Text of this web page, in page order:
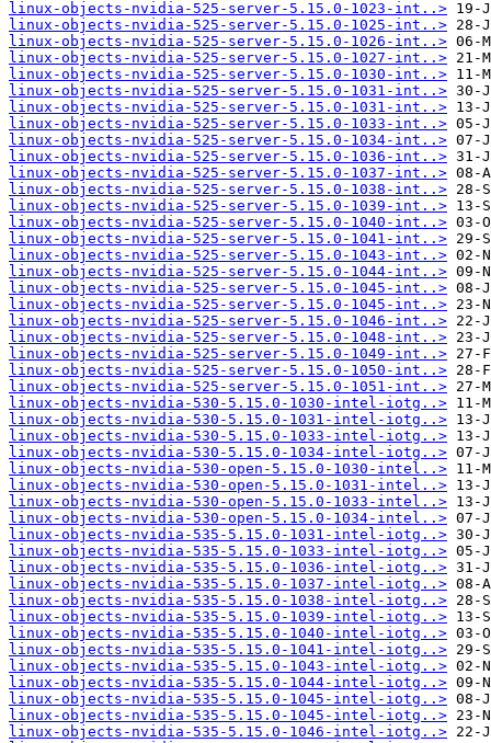
linux-objects-nvidia-525-server-5.15.0-1023-int..>
linux-objects-nvidia-525-server-5.15.0-1025-int..>
linux-objects-nvidia-525-server-5.15.0-1026-int..>
linux-objects-nvidia-525-server-5.15.0-1027-int..>
linux-objects-nvidia-525-server-5.15.0-1030-int..>
linux-objects-nvidia-525-server-5.15.0-1031-int..>
linux-objects-nvidia-525-server-5.15.0-1031-int..>
linux-objects-nvidia-525-server-5.15.0-1033-int..>
linux-objects-nvidia-525-server-5.15.0-1034-int..>
linux-objects-nvidia-525-server-5.15.0-1036-int..>
linux-objects-nvidia-525-server-5.15.0-1037-int..>
linux-objects-nvidia-525-server-5.15.0-1038-int..>
linux-objects-nvidia-525-server-5.15.0-1039-int..>
linux-objects-nvidia-525-server-5.15.0-1040-int..>
linux-objects-nvidia-525-server-5.15.0-1041-int..>
linux-objects-nvidia-525-server-5.15.0-1043-int..>
linux-objects-nvidia-525-server-5.15.0-1044-int..>
linux-objects-nvidia-525-server-5.15.0-1045-int..>
linux-objects-nvidia-525-server-5.15.0-1045-int..>
linux-objects-nvidia-525-server-5.15.0-1046-int..>
linux-objects-nvidia-525-server-5.15.0-1048-int..>
linux-objects-nvidia-525-server-5.15.0-1049-int..>
linux-objects-nvidia-525-server-5.15.0-1050-int..>
linux-objects-nvidia-525-server-5.15.0-1051-int..>
linux-objects-nvidia-530-5.15.0-1030-intel-iotg..>
linux-objects-nvidia-530-5.15.0-1031-intel-iotg..>
linux-objects-nvidia-530-5.15.0-1033-intel-iotg..>
linux-objects-nvidia-530-5.15.0-1034-intel-iotg..>
linux-objects-nvidia-530-open-5.15.0-1030-intel..>
linux-objects-nvidia-530-open-5.15.0-1031-intel..>
linux-objects-nvidia-530-open-5.15.0-1033-intel..>
linux-objects-nvidia-530-open-5.15.0-1034-intel..>
linux-objects-nvidia-535-5.15.0-1031-intel-iotg..>
linux-objects-nvidia-535-5.15.0-1033-intel-iotg..>
linux-objects-nvidia-535-5.15.0-1036-intel-iotg..>
linux-objects-nvidia-535-5.15.0-1037-intel-iotg..>
linux-objects-nvidia-535-5.15.0-1038-intel-iotg..>
linux-objects-nvidia-535-5.15.0-1039-intel-iotg..>
linux-objects-nvidia-535-5.15.0-1040-intel-iotg..>
linux-objects-nvidia-535-5.15.0-1041-intel-iotg..>
linux-objects-nvidia-535-5.15.0-1043-intel-iotg..>
linux-objects-nvidia-535-5.15.0-1044-intel-iotg..>
linux-objects-nvidia-535-5.15.0-1045-intel-iotg..>
linux-objects-nvidia-535-5.15.0-1045-intel-iotg..>
linux-objects-nvidia-535-5.15.0-1046-intel-iotg..>